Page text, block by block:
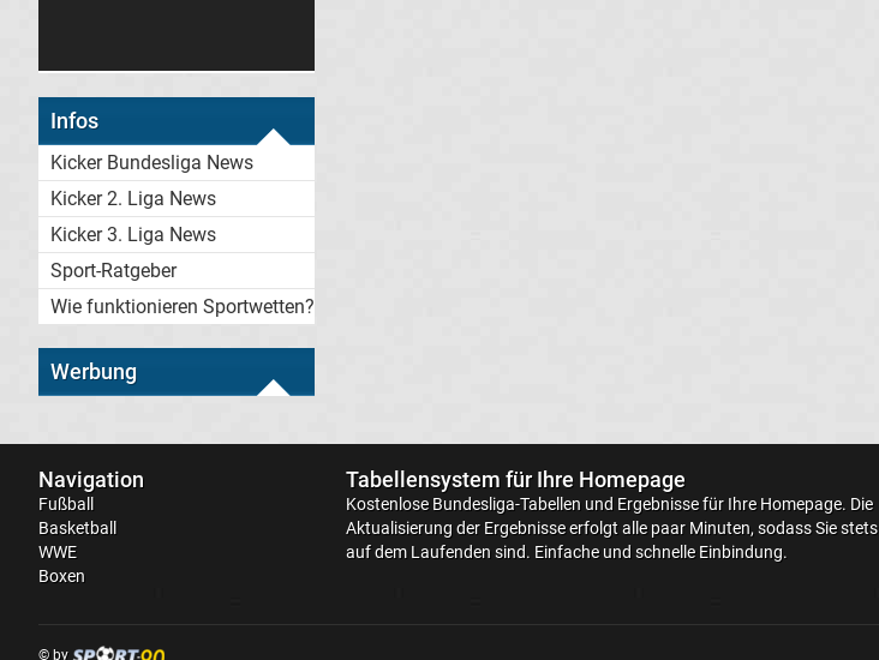
Infos
Kicker Bundesliga News
Kicker 2. Liga News
Kicker 3. Liga News
Sport-Ratgeber
Wie funktionieren Sportwetten?
Werbung
Navigation
Fußball
Basketball
WWE
Boxen
Tabellensystem für Ihre Homepage
KostenloseBundesliga-Tabellen und Ergebnisse für Ihre Homepage. Die
Aktualisierung der Ergebnisse erfolgt alle paar Minuten, sodass Sie stets
auf dem Laufenden sind. Einfache und schnelle Einbindung.
© by